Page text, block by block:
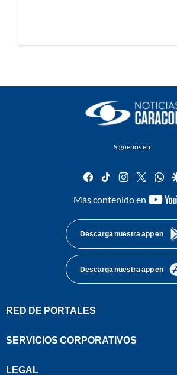
Síguenos en:
facebook
tiktok instagram
twitter
Más contenido en
Descarga nuestra app en
Descarga nuestra app en
RED DE PORTALES
SERVICIOS CORPORATIVOS
LEGAL